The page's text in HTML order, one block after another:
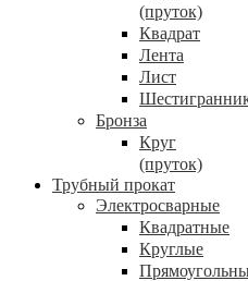
(пруток)
Квадрат
Лента
Лист
Бронза
Круг
(пруток)
Трубный прокат
Электросварные
Квадратные
Круглые